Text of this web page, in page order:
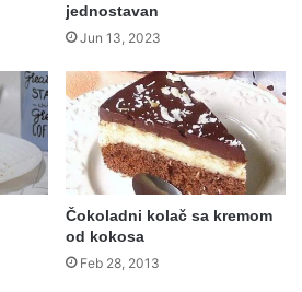
jednostavan
Jun 13, 2023
Čokoladni kolač sa kremom
od kokosa
Feb 28, 2013